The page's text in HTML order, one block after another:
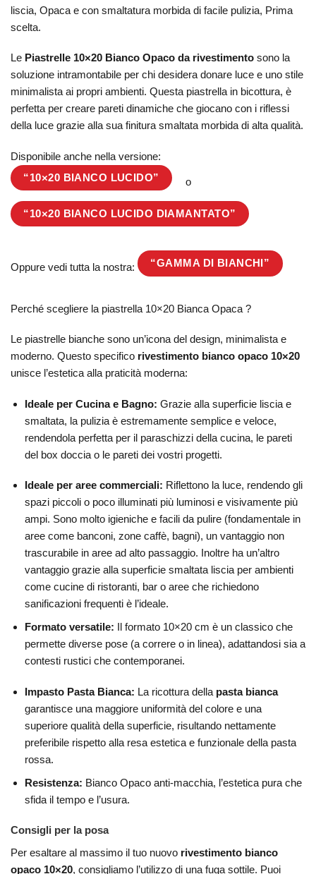
liscia, Opaca e con smaltatura morbida di facile pulizia, Prima
scelta.
Le Piastrelle 10×20 Bianco Opaco da rivestimento sono la
soluzione intramontabile per chi desidera donare luce e uno stile
minimalista ai propri ambienti. Questa piastrella in bicottura, è
perfetta per creare pareti dinamiche che giocano con i riflessi
della luce grazie alla sua finitura smaltata morbida di alta qualità.
Disponibile anche nella versione:
“10×20 BIANCO LUCIDO” o
“10×20 BIANCO LUCIDO DIAMANTATO”
Oppure vedi tutta la nostra: “GAMMA DI BIANCHI”
Perché scegliere la piastrella 10×20 Bianca Opaca ?
Le piastrelle bianche sono un’icona del design, minimalista e
moderno. Questo specifico rivestimento bianco opaco 10×20
unisce l’estetica alla praticità moderna:
Ideale per Cucina e Bagno: Grazie alla superficie liscia e
smaltata, la pulizia è estremamente semplice e veloce,
rendendola perfetta per il paraschizzi della cucina, le pareti
del box doccia o le pareti dei vostri progetti.
Ideale per aree commerciali: Riflettono la luce, rendendo gli
spazi piccoli o poco illuminati più luminosi e visivamente più
ampi. Sono molto igieniche e facili da pulire (fondamentale in
aree come banconi, zone caffè, bagni), un vantaggio non
trascurabile in aree ad alto passaggio. Inoltre ha un’altro
vantaggio grazie alla superficie smaltata liscia per ambienti
come cucine di ristoranti, bar o aree che richiedono
sanificazioni frequenti è l’ideale.
Formato versatile: Il formato 10×20 cm è un classico che
permette diverse pose (a correre o in linea), adattandosi sia a
contesti rustici che contemporanei.
Impasto Pasta Bianca: La ricottura dellapasta bianca
garantisce una maggiore uniformità del colore e una
superiore qualità della superficie, risultando nettamente
preferibile rispetto alla resa estetica e funzionale della pasta
rossa.
Resistenza: Bianco Opaco anti-macchia, l’estetica pura che
sfida il tempo e l’usura.
Consigli per la posa
Per esaltare al massimo il tuo nuovo rivestimento bianco
opaco 10×20, consigliamo l’utilizzo di una fuga sottile. Puoi